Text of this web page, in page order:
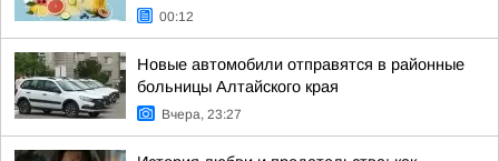
00:12
Новые автомобили отправятся в районные
больницы Алтайского края
Вчера, 23:27